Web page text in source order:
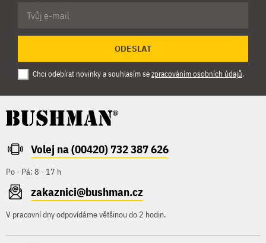
ODESLAT
Chci odebírat novinky a souhlasím sezpracováním osobních údajů.
Volej na (00420) 732 387 626
Po - Pá: 8 - 17 h
zakaznici@bushman.cz
V pracovní dny odpovídáme většinou do 2 hodin.